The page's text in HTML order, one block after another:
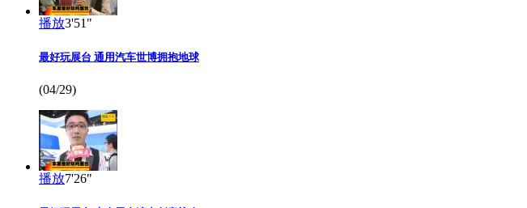
播放3'51"
最好玩展台 通用汽车世博拥抱地球
(04/29)
播放7'26"